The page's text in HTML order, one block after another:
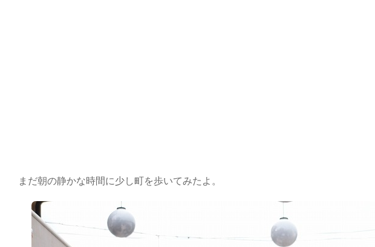
まだ朝の静かな時間に少し町を歩いてみたよ。